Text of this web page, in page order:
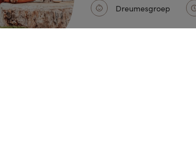
Dreumesgroep